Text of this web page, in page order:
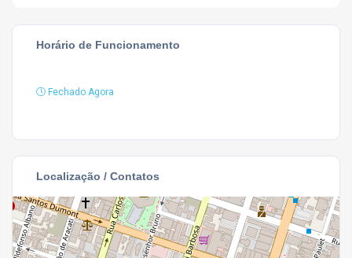
Horário de Funcionamento
Fechado Agora
Localização / Contatos